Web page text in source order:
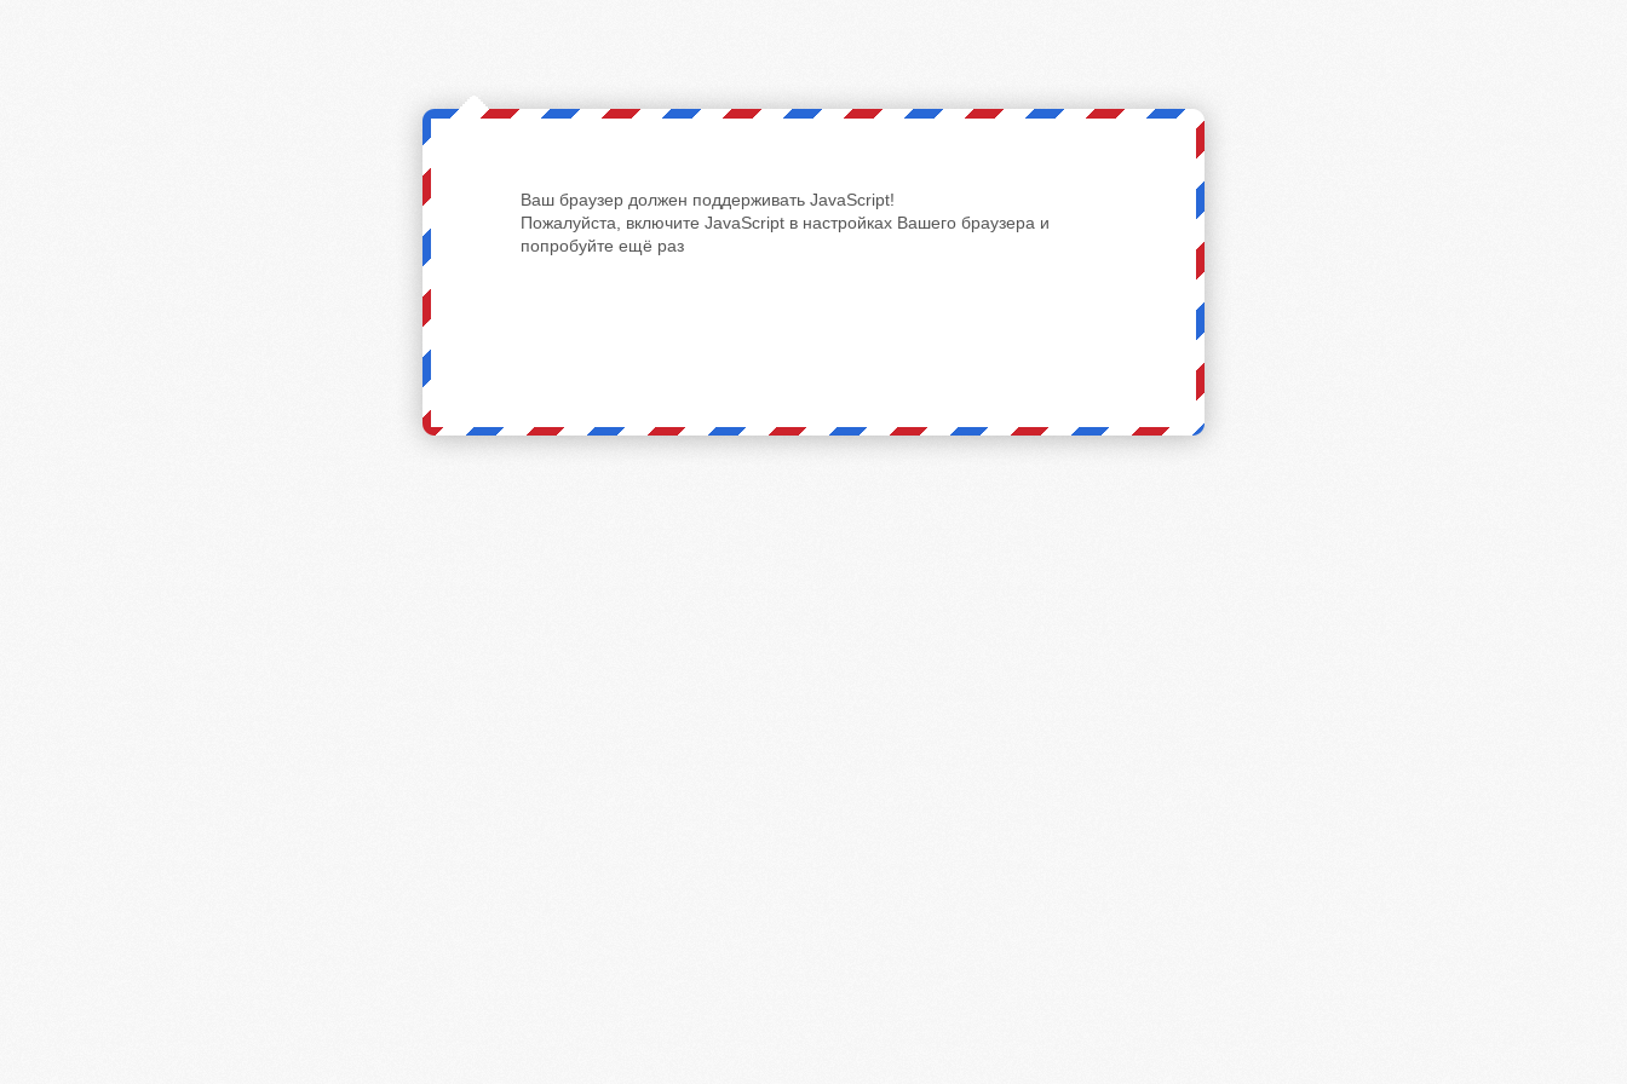
Ваш браузер должен поддерживать JavaScript!
Пожалуйста, включите JavaScript в настройках Вашего браузера и
попробуйте ещё раз